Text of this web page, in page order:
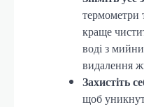
термометри
краще
воді з
видалення
Захистіть
щоб